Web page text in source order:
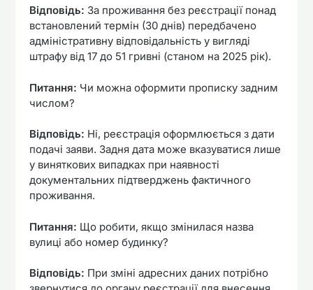
Відповідь: За проживання без реєстрації понад
встановлений термін (30 днів) передбачено
адміністративну відповідальність у вигляді
штрафу від 17 до 51 гривні (станом на 2025 рік).
Питання: Чи можна оформити прописку задним
числом?
Відповідь: Ні, реєстрація оформлюється з дати
подачі заяви. Задня дата може вказуватися лише
у виняткових випадках при наявності
документальних підтверджень фактичного
проживання.
Питання: Що робити, якщо змінилася назва
вулиці або номер будинку?
Відповідь: При зміні адресних даних потрібно